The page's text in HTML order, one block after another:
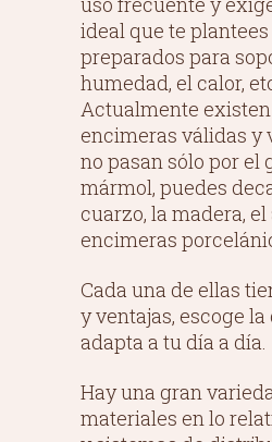
ideal que te
preparados para
humedad, el calor,
Actualmente
encimeras válidas y
no pasan sólo por el
mármol, puedes
cuarzo, la madera, el
encimeras
Cada una de ellas
y ventajas, escoge
adapta a tu día a día.
Hay una gran
materiales en lo